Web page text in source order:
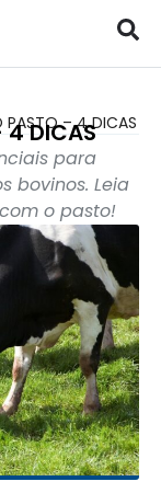
– 4 DICAS
4 DICAS
para
bovinos. Leia
o pasto!